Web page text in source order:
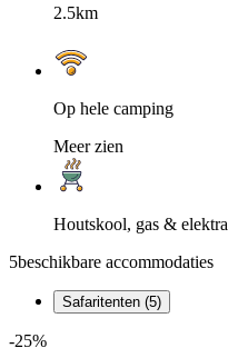
2.5km
Op hele camping
Meer zien
Houtskool, gas & elektra
5beschikbare accommodaties
Safaritenten (5)
-25%